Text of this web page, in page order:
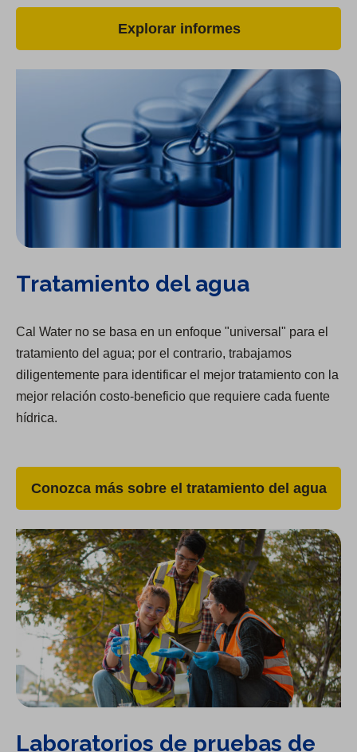
Explorar informes
Tratamiento del agua
Cal Water no se basa en un enfoque "universal" para el
tratamiento del agua; por el contrario, trabajamos
diligentemente para identificar el mejor tratamiento con la
mejor relación costo-beneficio que requiere cada fuente
hídrica.
Conozca más sobre el tratamiento del agua
Laboratorios de pruebas de